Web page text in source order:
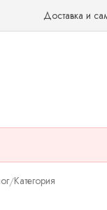
Доставка и
/Категория